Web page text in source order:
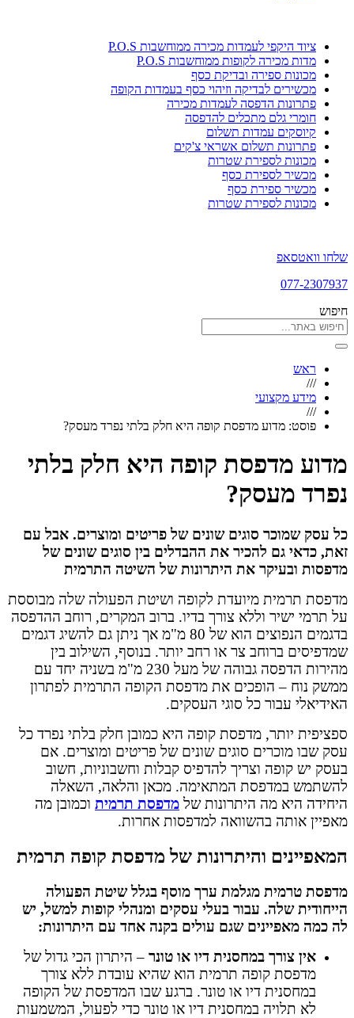
ציוד היקפי לעמדות מכירה ממוחשבות P.O.S
מדות מכירה לקופות ממוחשבות P.O.S
מכונות ספירה ובדיקת כסף
מכשירים לבדיקה וזיהוי כסף בעמדות הקופה
פתרונות הדפסה לעמדות מכירה
חומרי גלם מתכלים להדפסה
קיוסקים עמדות תשלום
פתרונות תשלום אשראי צ'קים
מכונות לספירת שטרות
מכשיר לספירת כסף
מכשיר ספירת כסף
מכונות לספירת שטרות
שלחו וואטסאפ
077-2307937
חיפוש
ראש
///
מידע מקצועי
///
פוסט: מדוע מדפסת קופה היא חלק בלתי נפרד מעסק?
מדוע מדפסת קופה היא חלק בלתי
נפרד מעסק?
כל עסק שמוכר סוגים שונים של פריטים ומוצרים. אבל עם
זאת, כדאי גם להכיר את ההבדלים בין סוגים שונים של
מדפסות ובעיקר את היתרונות של השיטה התרמית
מדפסת תרמית מיועדת לקופה ושיטת הפעולה שלה מבוססת
על תרמי ישיר וללא צורך בדיו. ברוב המקרים, רוחב ההדפסה
בדגמים הנפוצים הוא של 80 מ"מ אך ניתן גם להשיג דגמים
שמדפיסים ברוחב צר או רחב יותר. בנוסף, השילוב בין
מהירות הדפסה גבוהה של מעל 230 מ"מ בשניה יחד עם
ממשק נוח – הופכים את מדפסת הקופה התרמית לפתרון
האידיאלי עבור כל סוגי העסקים.
ספציפית יותר, מדפסת קופה היא כמובן חלק בלתי נפרד כל
עסק שבו מוכרים סוגים שונים של פריטים ומוצרים. אם
בעסק יש קופה וצריך להדפיס קבלות וחשבוניות, חשוב
להשתמש במדפסת המתאימה. מכאן והלאה, השאלה
היחידה היא מה היתרונות של מדפסת תרמית וכמובן מה
מאפיין אותה בהשוואה למדפסות אחרות.
המאפיינים והיתרונות של מדפסת קופה תרמית
מדפסת טרמית מגלמת ערך מוסף בגלל שיטת הפעולה
הייחודית שלה. עבור בעלי עסקים ומנהלי קופות למשל, יש
לה כמה מאפיינים שגם עולים בקנה אחד עם היתרונות:
אין צורך במחסנית דיו או טונר – היתרון הכי גדול של
מדפסת קופה תרמית הוא שהיא עובדת ללא צורך
במחסנית דיו או טונר. ברגע שבו המדפסת של הקופה
לא תלויה במחסנית דיו או טונר כדי לפעול, המשמעות